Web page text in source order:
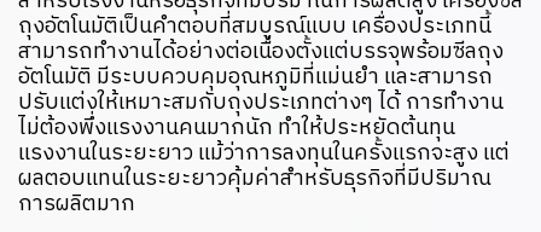
ถุงอัตโนมัติเป็นคำตอบที่สมบูรณ์แบบ เครื่องประเภทนี้
สามารถทำงานได้อย่างต่อเนื่องตั้งแต่บรรจุพร้อมซีลถุง
อัตโนมัติ มีระบบควบคุมอุณหภูมิที่แม่นยำ และสามารถ
ปรับแต่งให้เหมาะสมกับถุงประเภทต่างๆ ได้ การทำงาน
ไม่ต้องพึ่งแรงงานคนมากนัก ทำให้ประหยัดต้นทุน
แรงงานในระยะยาว แม้ว่าการลงทุนในครั้งแรกจะสูง แต่
ผลตอบแทนในระยะยาวคุ้มค่าสำหรับธุรกิจที่มีปริมาณ
การผลิตมาก